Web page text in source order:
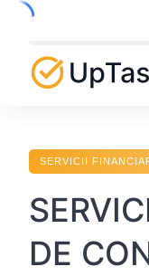
Skip
content
SERVICII
DE